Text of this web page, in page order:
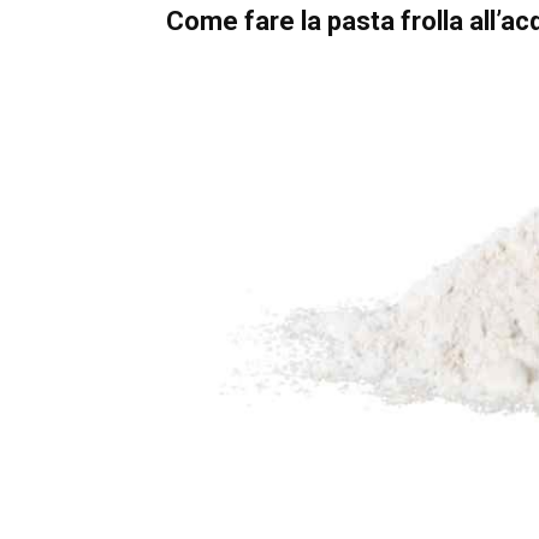
Come fare la pasta frolla